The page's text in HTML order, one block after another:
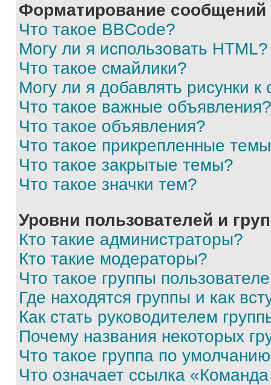
Форматирование
Что такое BBCode?
Могу ли я использовать HTML?
Что такое смайлики?
Могу ли я добавлять рисунки
Что такое важные объявления?
Что такое объявления?
Что такое прикрепленные
Что такое закрытые темы?
Что такое значки тем?
Уровни пользователей и
Кто такие администраторы?
Кто такие модераторы?
Что такое группы
Где находятся группы и как
Как стать руководителем
Почему названия некоторых
Что такое группа по
Что означает ссылка